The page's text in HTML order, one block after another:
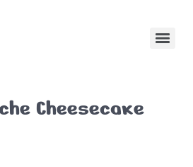
Cheesecake